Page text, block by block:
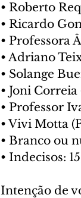
• Roberto
• Ricardo
• Professora
• Adriano
• Solange
• Joni Correia
• Professor
• Vivi Motta
• Branco ou
• Indecisos:
Intenção de